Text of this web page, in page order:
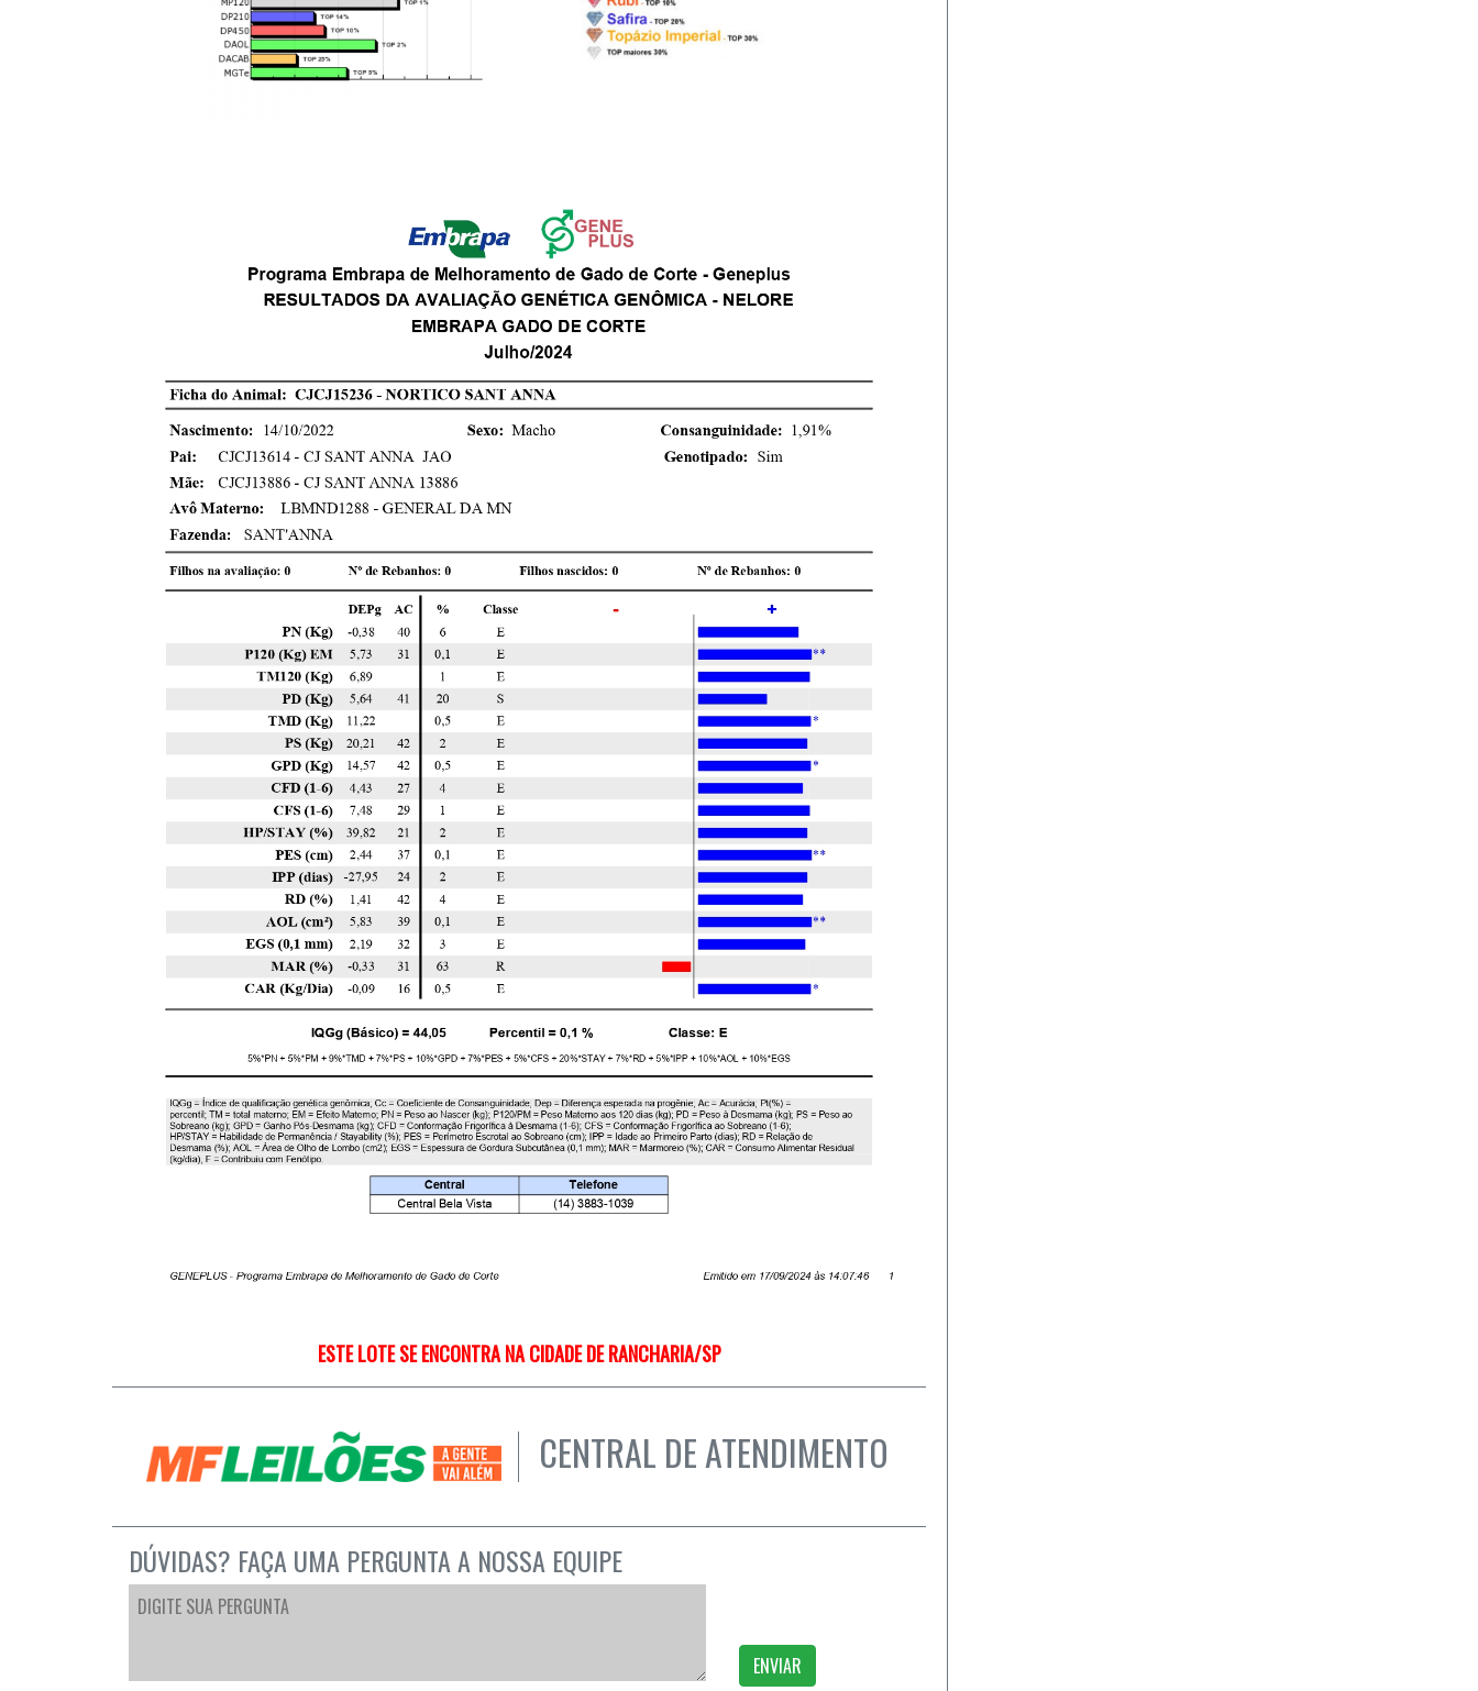
ESTE LOTE SE ENCONTRA NA CIDADE DE RANCHARIA/SP
CENTRAL DE ATENDIMENTO
DÚVIDAS? FAÇA UMA PERGUNTA A NOSSA EQUIPE
ENVIAR